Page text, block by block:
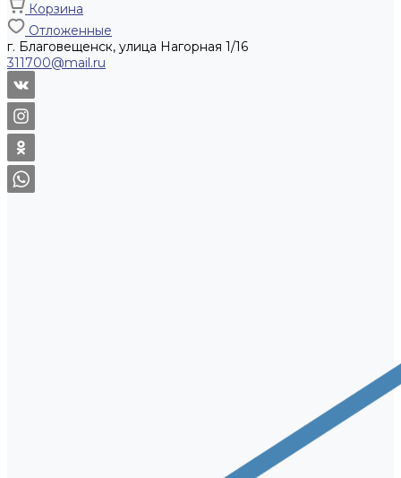
Корзина
Отложенные
г. Благовещенск, улица Нагорная 1/16
311700@mail.ru